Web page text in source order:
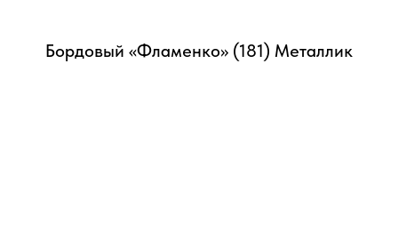
Бордовый «Фламенко» (181) Металлик